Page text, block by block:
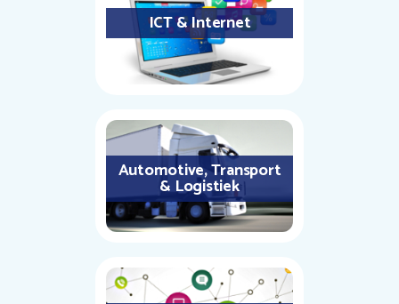
ICT & Internet
Automotive, Transport
& Logistiek